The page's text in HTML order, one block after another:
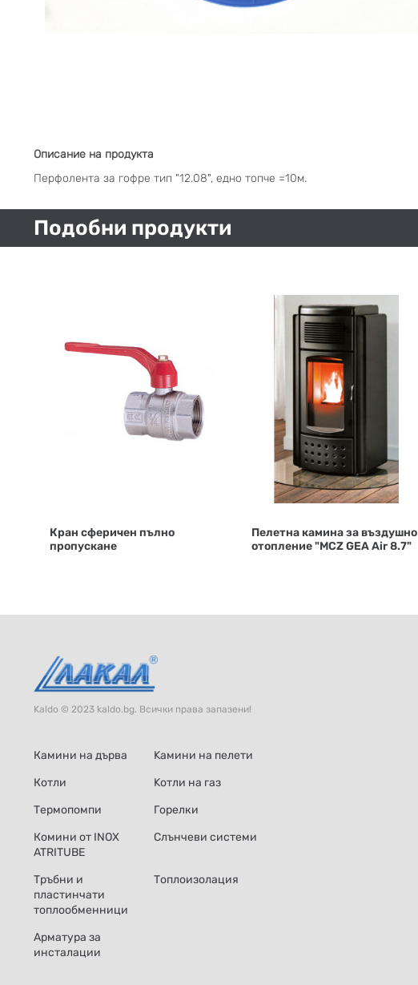
Описание на продукта
Перфолента за гофре тип "12.08", едно топче =10м.
Подобни продукти
Кран сферичен пълно
пропускане
Пелетна камина за въздушно
отопление "MCZ GEA Air 8.7"
Kaldo © 2023 kaldo.bg. Всички права запазени!
Камини на дърва
Kамини на пелети
Котли
Kотли на газ
Термопомпи
Горелки
Комини от INOX
ATRITUBE
Слънчеви системи
Тръбни и
пластинчати
топлообменници
Топлоизолация
Арматура за
инсталации